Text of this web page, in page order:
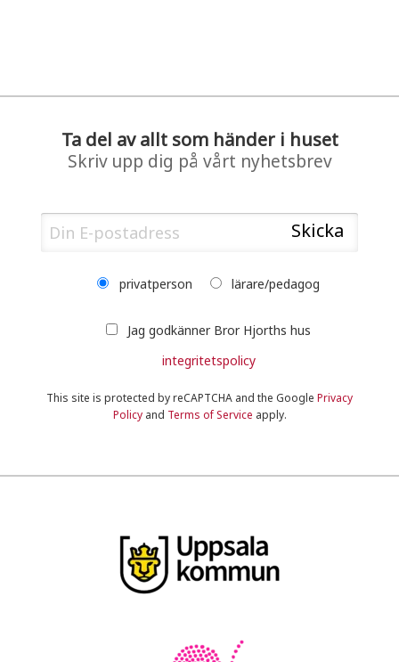
Ta del av allt som händer i huset
Skriv upp dig på vårt nyhetsbrev
privatperson lärare/pedagog
Jag godkänner Bror Hjorths hus
integritetspolicy
This site is protected by reCAPTCHA and the Google Privacy
Policyand Terms of Service apply.